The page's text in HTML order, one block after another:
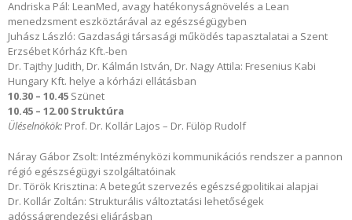
Andriska Pál: LeanMed, avagy hatékonyságnövelés a Lean
menedzsment eszköztárával az egészségügyben
Juhász László: Gazdasági társasági működés tapasztalatai a Szent
Erzsébet Kórház Kft.-ben
Dr. Tajthy Judith, Dr. Kálmán István, Dr. Nagy Attila: Fresenius Kabi
Hungary Kft. helye a kórházi ellátásban
10.30 – 10.45 Szünet
10.45 – 12.00 Struktúra
Üléselnökök: Prof. Dr. Kollár Lajos – Dr. Fülöp Rudolf
Náray Gábor Zsolt: Intézményközi kommunikációs rendszer a pannon
régió egészségügyi szolgáltatóinak
Dr. Török Krisztina: A betegút szervezés egészségpolitikai alapjai
Dr. Kollár Zoltán: Strukturális változtatási lehetőségek
adósságrendezési eljárásban